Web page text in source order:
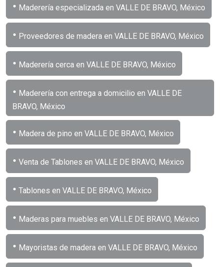
• Maderería especializada en VALLE DE BRAVO, México
• Proveedores de madera en VALLE DE BRAVO, México
• Maderería cerca en VALLE DE BRAVO, México
• Maderería con entrega a domicilio en VALLE DE
BRAVO, México
• Madera de pino en VALLE DE BRAVO, México
• Venta de Tablones en VALLE DE BRAVO, México
• Tablones en VALLE DE BRAVO, México
• Maderas para muebles en VALLE DE BRAVO, México
• Mayoristas de madera en VALLE DE BRAVO, México